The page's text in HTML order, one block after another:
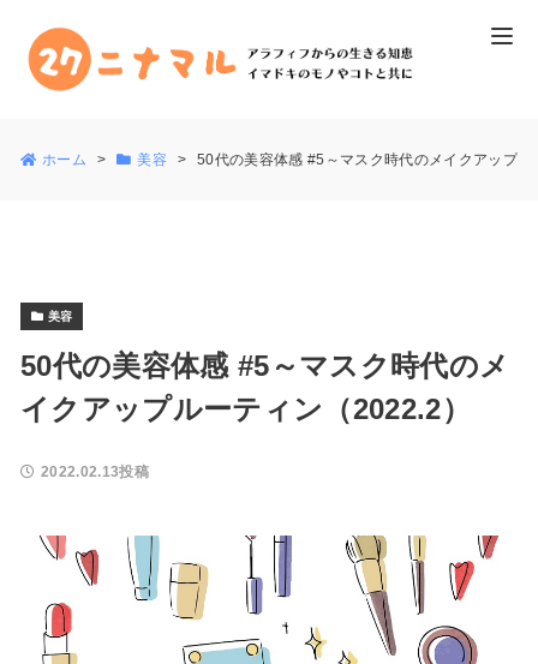
ホーム 美容 50代の美容体感 #5～マスク時代のメイクアップ
美容
50代の美容体感 #5～マスク時代のメ
イクアップルーティン（2022.2）
2022.02.13投稿